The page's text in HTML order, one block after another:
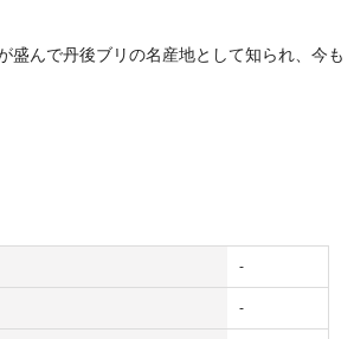
盛んで丹後ブリの名産地として知られ、今も
-
-